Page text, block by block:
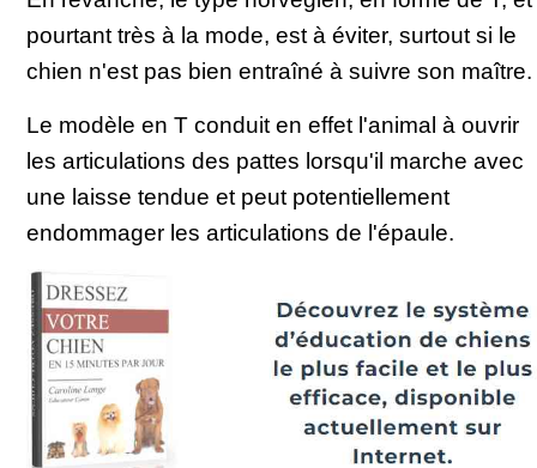
pourtant très à la mode, est à éviter, surtout si le
chien n'est pas bien entraîné à suivre son maître.
Le modèle en T conduit en effet l'animal à ouvrir
les articulations des pattes lorsqu'il marche avec
une laisse tendue et peut potentiellement
endommager les articulations de l'épaule.